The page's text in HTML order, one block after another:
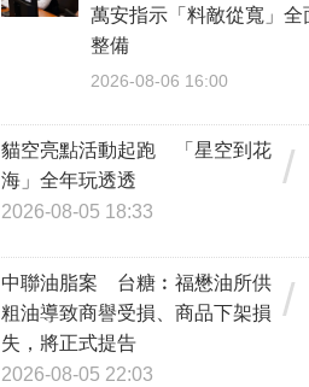
萬安指示「料敵從寬」全
整備
2026-08-06 16:00
貓空亮點活動起跑 「星空到花
海」全年玩透透
2026-08-05 18:33
/
中聯油脂案 台糖︰福懋油所供
粗油導致商譽受損、商品下架損
失，將正式提告
2026-08-05 22:03
/